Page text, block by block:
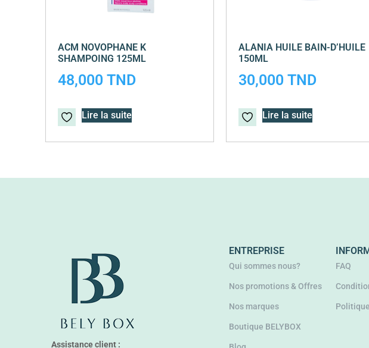
ALANIA HUILE BAIN-D’HUILE
150ML
30,000TND
Lire la suite
ACM NOVOPHANE K
SHAMPOING 125ML
48,000TND
Lire la suite
Assistance client :
ENTREPRISE
Qui sommes nous?
Nos promotions & Offres
Nos marques
Boutique BELYBOX
FAQ